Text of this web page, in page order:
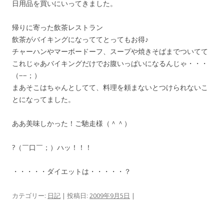
日用品を買いにいってきました。
帰りに寄った飲茶レストラン
飲茶がバイキングになっててとってもお得♪
チャーハンやマーボードーフ、スープや焼きそばまでついてて
これじゃあバイキングだけでお腹いっぱいになるんじゃ・・・
（−−；）
まあそこはちゃんとしてて、料理を頼まないとつけられないこ
とになってました。
ああ美味しかった！ご馳走様（＾＾）
?（￣口￣；）ハッ！！！
・・・・・ダイエットは・・・・・？
カテゴリー: 日記 | 投稿日: 2009年9月5日 |